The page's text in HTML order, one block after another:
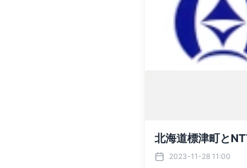
北海道標津町と
2023-11-28 11:00